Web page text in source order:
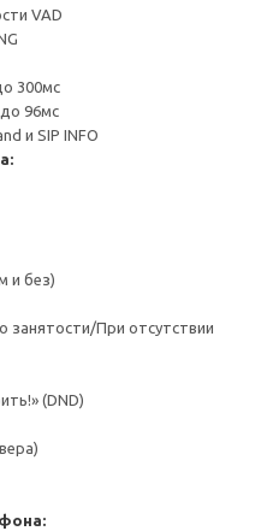
VAD
300мс
96мс
и SIP INFO
и без)
занятости/При отсутствии
(DND)